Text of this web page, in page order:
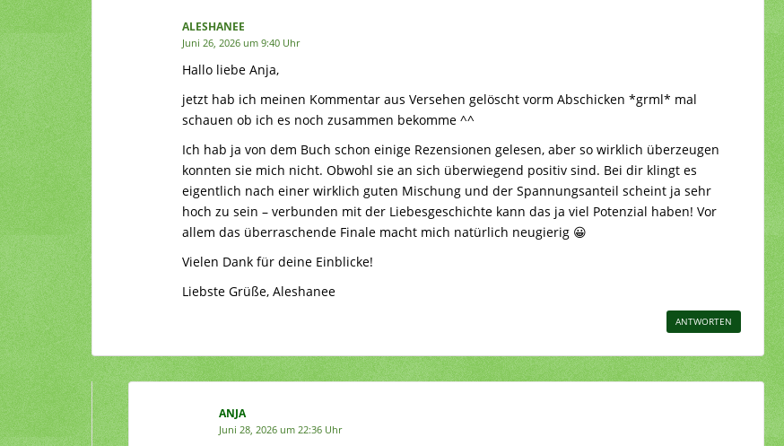
ALESHANEE
Juni 26, 2026 um 9:40 Uhr
Hallo liebe Anja,
jetzt hab ich meinen Kommentar aus Versehen gelöscht vorm Abschicken *grml* mal
schauen ob ich es noch zusammen bekomme ^^
Ich hab ja von dem Buch schon einige Rezensionen gelesen, aber so wirklich überzeugen
konnten sie mich nicht. Obwohl sie an sich überwiegend positiv sind. Bei dir klingt es
eigentlich nach einer wirklich guten Mischung und der Spannungsanteil scheint ja sehr
hoch zu sein – verbunden mit der Liebesgeschichte kann das ja viel Potenzial haben! Vor
allem das überraschende Finale macht mich natürlich neugierig 😀
Vielen Dank für deine Einblicke!
Liebste Grüße, Aleshanee
ANTWORTEN
ANJA
Juni 28, 2026 um 22:36 Uhr